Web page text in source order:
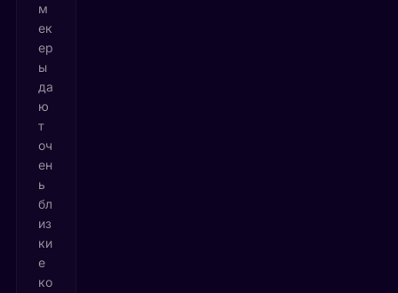
м
ек
ер
ы
да
ю
т
оч
ен
ь
бл
из
ки
е
ко